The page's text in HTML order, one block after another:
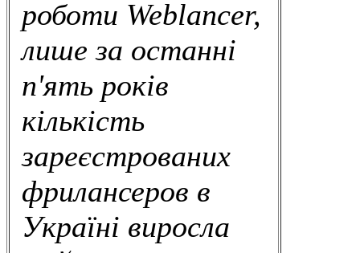
роботи Weblancer,
лише за останні
п'ять років
кількість
зареєстрованих
фрилансеров в
Україні виросла